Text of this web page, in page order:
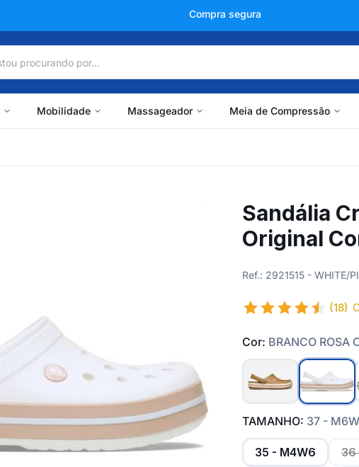
+150 mil avaliações
Mobilidade Massageador Meia de Compressão
Sandália
Original
Ref.: 2921515 - WHITE/
(18)
Cor: BRANCO ROSA
TAMANHO: 37 -
35 - M4W6 36